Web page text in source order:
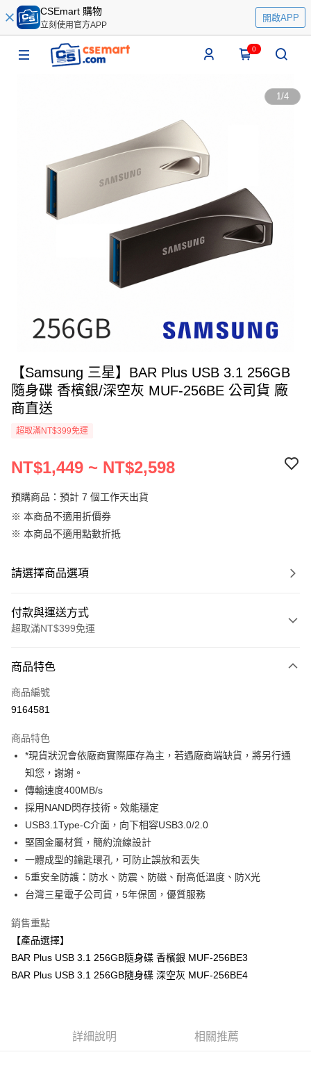
CSEmart 購物
立刻使用官方APP
開啟APP
0
1/4
【Samsung 三星】BAR Plus USB 3.1 256GB
隨身碟 香檳銀/深空灰 MUF-256BE 公司貨 廠
商直送
超取滿NT$399免運
NT$1,449 ~ NT$2,598
預購商品：預計 7 個工作天出貨
※ 本商品不適用折價券
※ 本商品不適用點數折抵
請選擇商品選項
付款與運送方式
超取滿NT$399免運
信用卡一次付款
信用卡分期付款
合作金庫商業銀行
華南商業銀行
彰化商業銀行
上海商業儲蓄銀行
國泰世華商業銀行
臺灣中小企業銀行
匯豐（台灣）商業銀行
聯邦商業銀行
元大商業銀行
玉山商業銀行
星展（台灣）商業銀行
台新國際商業銀行
中國信託商業銀行
台灣樂天信用卡公司
6 期 0 利率 每期
華南商業銀行
上海商業儲蓄銀行
國泰世華商業銀行
臺灣中小企業銀行
台中商業銀行
匯豐（台灣）商業銀行
聯邦商業銀行
遠東國際商業銀行
元大商業銀行
永豐商業銀行
玉山商業銀行
星展（台灣）商業銀行
台新國際商業銀行
中國信託商業銀行
12 期 0 利率 每期 NT$120 21家銀行
合作金庫商業銀行
上海商業儲蓄銀行
國泰世華商業銀行
兆豐國際商業銀行
臺灣中小企業銀行
匯豐（台灣）商業銀行
華泰商業銀行
聯邦商業銀行
遠東國際商業銀行
元大商業銀行
永豐商業銀行
玉山商業銀行
星展（台灣）商業銀行
台新國際商業銀行
超商取貨付款
LINE Pay
Apple Pay
街口支付
悠遊付
Google Pay
全支付
全盈+PAY
AFTEE先享後付是「在收到商品之後才付款」的支付方式。 讓您購物簡單
商品特色
商品編號
9164581
商品特色
*現貨狀況會依廠商實際庫存為主，若遇廠商端缺貨，將另行通
知您，謝謝。
傳輸速度400MB/s
採用NAND閃存技術。效能穩定
USB3.1Type-C介面，向下相容USB3.0/2.0
堅固金屬材質，簡約流線設計
一體成型的鑰匙環孔，可防止誤放和丟失
5重安全防護：防水、防震、防磁、耐高低溫度、防X光
台灣三星電子公司貨，5年保固，優質服務
銷售重點
【產品選擇】
BAR Plus USB 3.1 256GB隨身碟 香檳銀 MUF-256BE3
BAR Plus USB 3.1 256GB隨身碟 深空灰 MUF-256BE4
詳細說明 相關推薦